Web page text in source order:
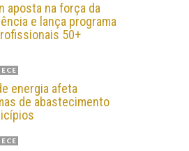
aposta na força da
e lança programa
50+
energia afeta
de abastecimento